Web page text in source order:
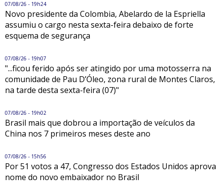
07/08/26 - 19h24
Novo presidente da Colombia, Abelardo de la Espriella
assumiu o cargo nesta sexta-feira debaixo de forte
esquema de segurança
07/08/26 - 19h07
"...ficou ferido após ser atingido por uma motosserra na
comunidade de Pau D’Óleo, zona rural de Montes Claros,
na tarde desta sexta-feira (07)"
07/08/26 - 19h02
Brasil mais que dobrou a importação de veículos da
China nos 7 primeiros meses deste ano
07/08/26 - 15h56
Por 51 votos a 47, Congresso dos Estados Unidos aprova
nome do novo embaixador no Brasil